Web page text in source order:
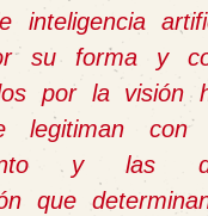
inteligencia
su forma y
por la visión
legitiman
y las
que